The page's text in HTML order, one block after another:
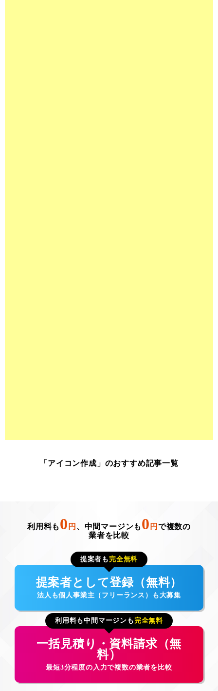
「アイコン作成」のおすすめ記事一覧
利用料も 0 円 、中間マージンも 0 円 で複数の
業者を比較
提案者も 完全無料
提案者として登録（無料）
法人も個人事業主（フリーランス）も大募集
利用料も中間マージンも 完全無料
一括見積り・資料請求（無
料）
最短3分程度の入力で複数の業者を比較